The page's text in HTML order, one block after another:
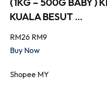
KUALA BESUT ...
RM26 RM9
Buy Now
Shopee MY